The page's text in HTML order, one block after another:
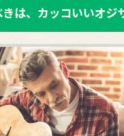
は、カッコいいオジ